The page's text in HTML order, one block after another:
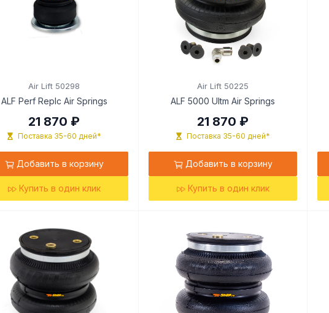
Air Lift 50298
ALF Perf Replc Air Springs
21 870 ₽
Поставка 35-60 дней*
Добавить в корзину
Купить в один клик
Air Lift 50225
ALF 5000 Ultm Air Springs
21 870 ₽
Поставка 35-60 дней*
Добавить в корзину
Купить в один клик